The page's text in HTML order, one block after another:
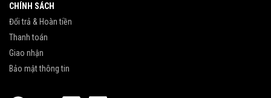
CHÍNH SÁCH
Đổi trả & Hoàn tiền
Thanh toán
Giao nhận
Bảo mật thông tin